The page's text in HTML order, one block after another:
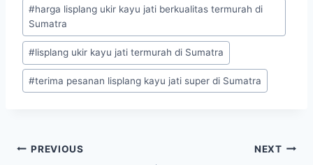
#harga lisplang ukir kayu jati berkualitas termurah di
Sumatra
#lisplang ukir kayu jati termurah di Sumatra
#terima pesanan lisplang kayu jati super di Sumatra
PREVIOUS NEXT